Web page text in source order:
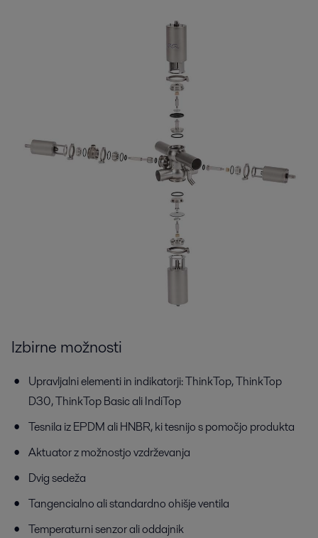
Izbirne možnosti
Upravljalni elementi in indikatorji: ThinkTop, ThinkTop
D30, ThinkTop Basic ali IndiTop
Tesnila iz EPDM ali HNBR, ki tesnijo s pomočjo produkta
Aktuator z možnostjo vzdrževanja
Dvig sedeža
Tangencialno ali standardno ohišje ventila
Temperaturni senzor ali oddajnik